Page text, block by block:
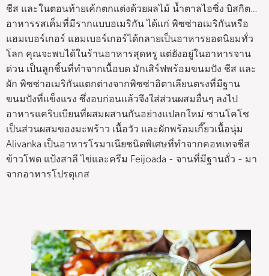
ชีส และในตอนท้ายเค้กตกแต่งด้วยผลไม้ น้ำตาลไอซิ่ง บิสกิต…
อาหารรสเค็มที่มีรากแบบอเมริกัน ได้แก่ พิซซ่าอเมริกันหรือ
แฮมเบอร์เกอร์ แฮมเบอร์เกอร์ได้กลายเป็นอาหารยอดนิยมทั่ว
โลก คุณจะพบได้ในร้านอาหารสุดหรู แต่ยังอยู่ในอาหารจาน
ด่วน เป็นลูกชิ้นที่ทำจากเนื้อบด มักเสิร์ฟพร้อมขนมปัง ชีส และ
ผัก พิซซ่าอเมริกันแตกต่างจากพิซซ่าอิตาเลียนตรงที่มีฐาน
ขนมปังที่แข็งแรง ซึ่งอบก่อนแล้วจึงใส่ส่วนผสมอื่นๆ ลงไป
อาหารแคริบเบียนที่ผสมผสานกันอย่างแปลกใหม่ ซานโคโช
เป็นส่วนผสมของมะพร้าว เนื้อวัว และผักพร้อมเกี๊ยวเนื้อนุ่ม
Alivanka เป็นอาหารโรมาเนียชนิดพิเศษที่ทำจากคอทเทจชีส
ข้าวโพด แป้งสาลี ไข่และครีม Feijoada - จานที่มีฐานถั่ว - มา
จากอาหารโปรตุเกส